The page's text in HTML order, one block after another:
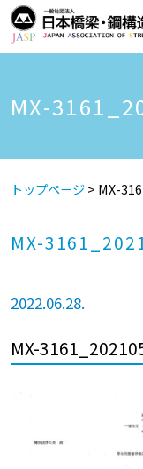
MX-
トップページ> MX-
MX-
2022.06.28.
MX-